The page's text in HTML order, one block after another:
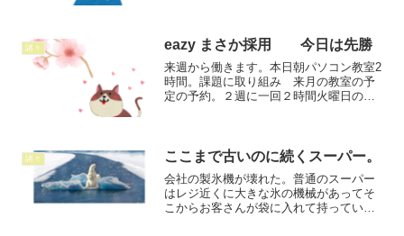
らないこと、任せてもらっ...
諸々 eazy まさか採用 今日は先勝
来週から働きます。本日朝パソコン教室2
時間。課題に取り組み 来月の教室の予
定の予約。２週に一回２時間火曜日の予
送ったお店から。採用...
諸々 ここまで古いのに続くスーパー。
会社の製氷機が壊れた。普通のスーパー
はレジ近くに大きな氷の機械があってそ
こからお客さんが袋に入れて持ってい